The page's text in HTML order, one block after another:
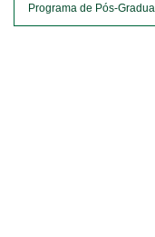
Programa de Pós-